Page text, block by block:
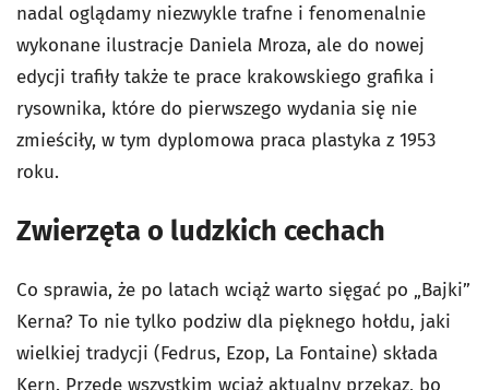
nadal oglądamy niezwykle trafne i fenomenalnie
wykonane ilustracje Daniela Mroza, ale do nowej
edycji trafiły także te prace krakowskiego grafika i
rysownika, które do pierwszego wydania się nie
zmieściły, w tym dyplomowa praca plastyka z 1953
roku.
Zwierzęta o ludzkich cechach
Co sprawia, że po latach wciąż warto sięgać po „Bajki”
Kerna? To nie tylko podziw dla pięknego hołdu, jaki
wielkiej tradycji (Fedrus, Ezop, La Fontaine) składa
Kern. Przede wszystkim wciąż aktualny przekaz, bo